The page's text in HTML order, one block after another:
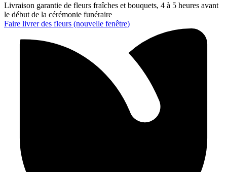
Livraison garantie de fleurs fraîches et bouquets, 4 à 5 heures avant
le début de la cérémonie funéraire
Faire livrer des fleurs (nouvelle fenêtre)